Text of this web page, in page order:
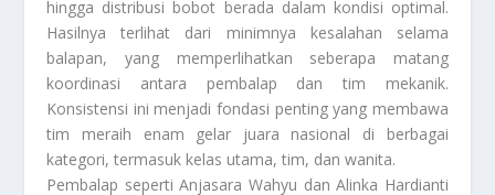
hingga distribusi bobot berada dalam kondisi optimal.
Hasilnya terlihat dari minimnya kesalahan selama
balapan, yang memperlihatkan seberapa matang
koordinasi antara pembalap dan tim mekanik.
Konsistensi ini menjadi fondasi penting yang membawa
tim meraih enam gelar juara nasional di berbagai
kategori, termasuk kelas utama, tim, dan wanita.
Pembalap seperti Anjasara Wahyu dan Alinka Hardianti